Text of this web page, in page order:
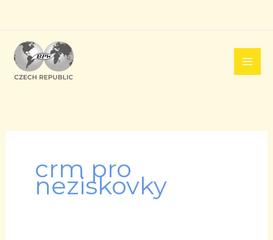
obsah
crm pro
neziskovky